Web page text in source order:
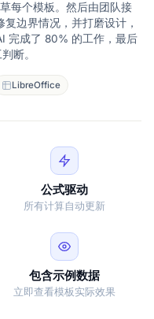
每个模板。然后由团队接
边界情况，并打磨设计，
完成了 80% 的工作，最后
断。
LibreOffice
公式驱动
所有计算自动更新
包含示例数据
立即查看模板实际效果